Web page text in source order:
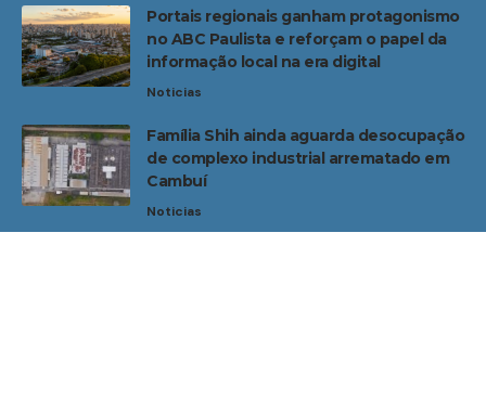
Portais regionais ganham protagonismo
no ABC Paulista e reforçam o papel da
informação local na era digital
Noticias
Família Shih ainda aguarda desocupação
de complexo industrial arrematado em
Cambuí
Noticias